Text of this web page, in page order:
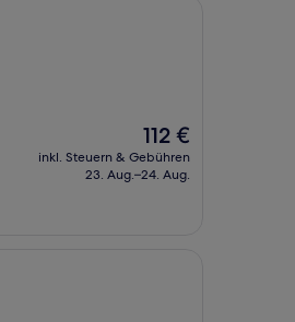
Der
Preis
beträgt
112 €
inkl. Steuern & Gebühren
23. Aug.–24. Aug.